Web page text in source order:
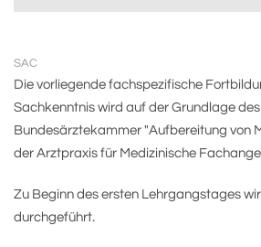
SAC
Die vorliegende fachspezifische
Sachkenntnis wird auf der Grundlage
Bundesärztekammer "Aufbereitung von
der Arztpraxis für Medizinische
Zu Beginn des ersten Lehrgangstages
durchgeführt.